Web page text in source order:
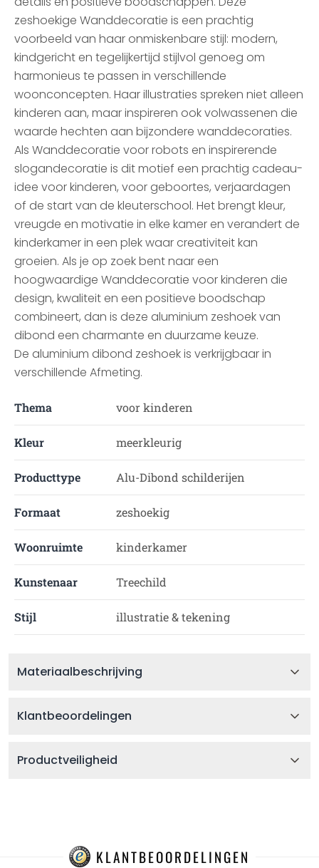
zeshoekige Wanddecoratie is een prachtig
voorbeeld van haar onmiskenbare stijl: modern,
kindgericht en tegelijkertijd stijlvol genoeg om
harmonieus te passen in verschillende
woonconcepten. Haar illustraties spreken niet alleen
kinderen aan, maar inspireren ook volwassenen die
waarde hechten aan bijzondere wanddecoraties.
Als Wanddecoratie voor robots en inspirerende
slogandecoratie is dit motief een prachtig cadeau-
idee voor kinderen, voor geboortes, verjaardagen
of de start van de kleuterschool. Het brengt kleur,
vreugde en motivatie in elke kamer en verandert de
kinderkamer in een plek waar creativiteit kan
groeien. Als je op zoek bent naar een
hoogwaardige Wanddecoratie voor kinderen die
design, kwaliteit en een positieve boodschap
combineert, dan is deze aluminium zeshoek van
dibond een charmante en duurzame keuze.
De aluminium dibond zeshoek is verkrijgbaar in
verschillende Afmeting.
Thema voor kinderen
Kleur meerkleurig
Producttype Alu-Dibond schilderijen
Formaat zeshoekig
Woonruimte kinderkamer
Kunstenaar Treechild
Stijl illustratie & tekening
Materiaalbeschrijving
Klantbeoordelingen
Productveiligheid
KLANTBEOORDELINGEN